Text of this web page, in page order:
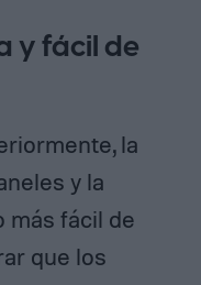
y fácil de
la
y la
más fácil de
que los